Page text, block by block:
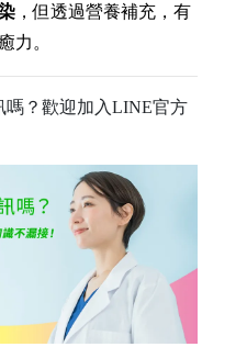
，但透過營養補充，有
力。
嗎？歡迎加入LINE官方